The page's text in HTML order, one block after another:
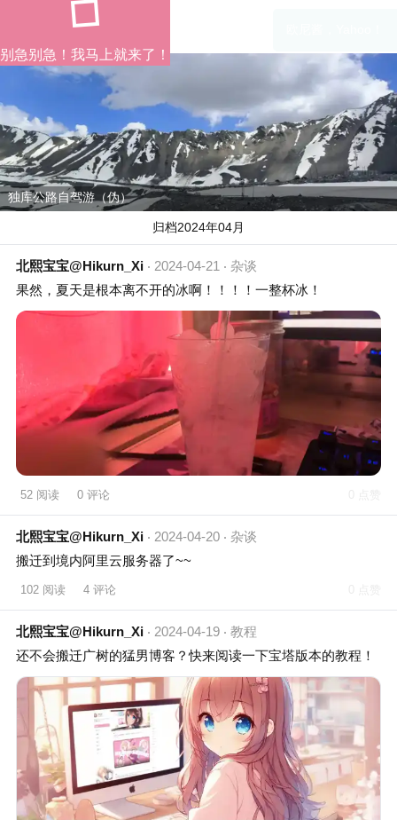
别急别急！我马上就来了！
独库公路自驾游（伪）
归档2024年04月
北熙宝宝@Hikurn_Xi 2024-04-21
杂谈
果然，夏天是根本离不开的冰啊！！！！一整杯冰！
52 阅读 0 评论
北熙宝宝@Hikurn_Xi 2024-04-20
杂谈
搬迁到境内阿里云服务器了~~
102 阅读 4 评论
北熙宝宝@Hikurn_Xi 2024-04-19
教程
还不会搬迁广树的猛男博客？快来阅读一下宝塔版本的教程！